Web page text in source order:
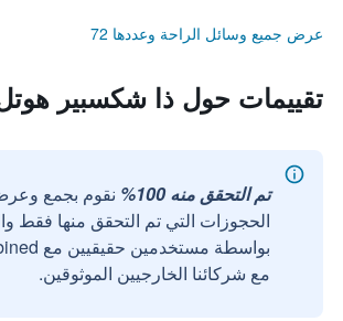
عرض جميع وسائل الراحة وعددها 72
تقييمات حول ذا شكسبير
تم التحقق منه 100%
نقوم بجمع
الحجوزات التي تم التحقق منها فقط
مع شركائنا الخارجيين الموثوقين.